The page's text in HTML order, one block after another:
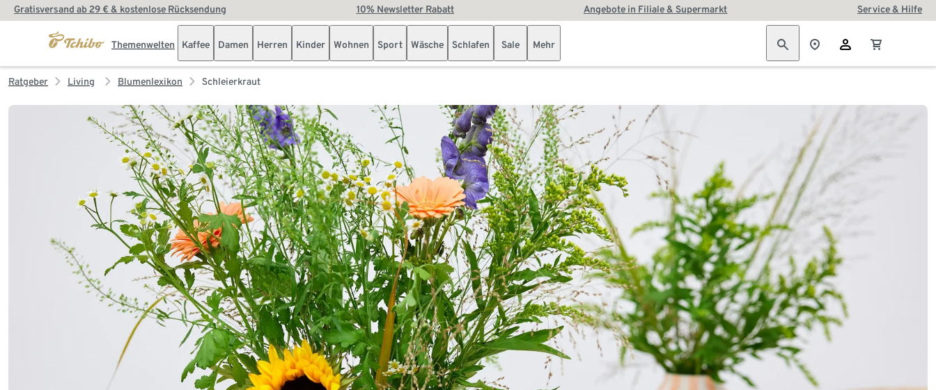
Gratisversand ab 29 € & kostenlose Rücksendung 10% Newsletter Rabatt Angebote in Filiale & Supermarkt Service & Hilfe
Themenwelten Kaffee Damen Herren Kinder Wohnen Sport Wäsche Schlafen Sale Mehr
Ratgeber Living Blumenlexikon Schleierkraut